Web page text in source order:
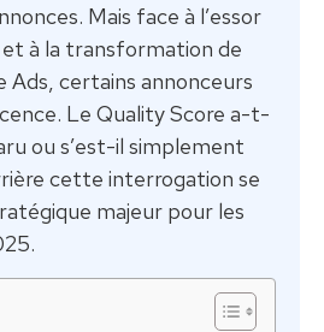
Mais face à l’essor
à la transformation de
Ads, certains annonceurs
Le Quality Score a-t-
ou s’est-il simplement
cette interrogation se
majeur pour les